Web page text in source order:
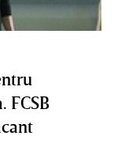
FCSB